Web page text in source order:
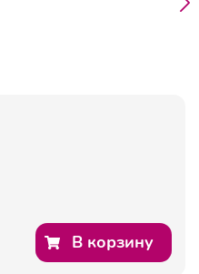
В корзину